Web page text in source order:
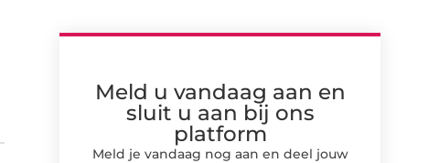
Meld u vandaag aan en
sluit u aan bij ons
platform
Meld je vandaag nog aan en deel jouw